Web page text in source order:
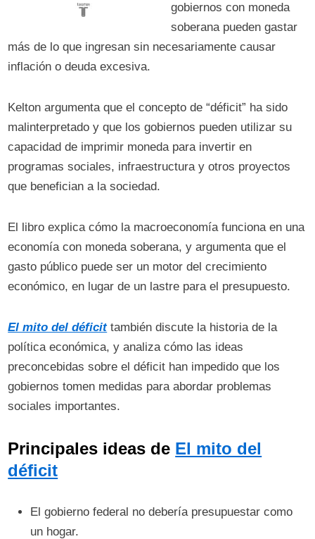
gobiernos con moneda
soberana pueden gastar
más de lo que ingresan sin necesariamente causar
inflación o deuda excesiva.
Kelton argumenta que el concepto de “déficit” ha sido
malinterpretado y que los gobiernos pueden utilizar su
capacidad de imprimir moneda para invertir en
programas sociales, infraestructura y otros proyectos
que benefician a la sociedad.
El libro explica cómo la macroeconomía funciona en una
economía con moneda soberana, y argumenta que el
gasto público puede ser un motor del crecimiento
económico, en lugar de un lastre para el presupuesto.
El mito del déficittambién discute la historia de la
política económica, y analiza cómo las ideas
preconcebidas sobre el déficit han impedido que los
gobiernos tomen medidas para abordar problemas
sociales importantes.
Principales ideas de El mito del
déficit
El gobierno federal no debería presupuestar como
un hogar.